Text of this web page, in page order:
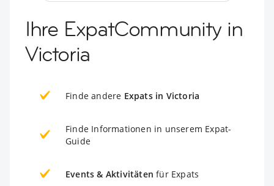
Ihre ExpatCommunity in
Victoria
Finde andere Expats in Victoria
Finde Informationen in unserem Expat-
Guide
Events & Aktivitäten für Expats